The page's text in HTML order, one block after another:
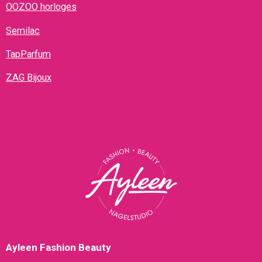
OOZOO horloges
Semilac
TapParfum
ZAG Bijoux
Ayleen Fashion Beauty